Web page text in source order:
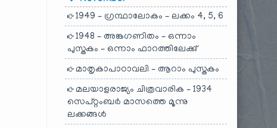
1949 – ഗ്രന്ഥാലോകം – ലക്കം 4, 5, 6
1948 – അങ്കഗണിതം – ഒന്നാം
പുസ്തകം – ഒന്നാം ഫാറത്തിലേക്കു്
മാതൃകാപാഠാവലി – ആറാം പുസ്തകം
മലയാളരാജ്യം ചിത്രവാരിക – 1934
സെപ്റ്റംബർ മാസത്തെ മൂന്നു
ലക്കങ്ങൾ